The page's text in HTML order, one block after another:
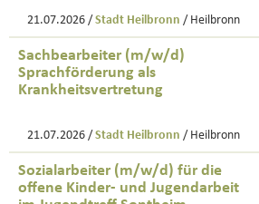
21.07.2026 / Stadt Heilbronn / Heilbronn
Sachbearbeiter (m/w/d)
Sprachförderung als
Krankheitsvertretung
21.07.2026 / Stadt Heilbronn / Heilbronn
Sozialarbeiter (m/w/d) für die
offene Kinder- und Jugendarbeit